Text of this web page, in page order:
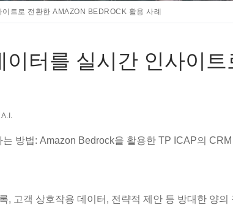
트로 전환한 AMAZON BEDROCK 활용 사례
터를 실시간 인사이
A.I.
방법: Amazon Bedrock을 활용한 TP ICAP의 CRM
, 고객 상호작용 데이터, 전략적 제안 등 방대한 양